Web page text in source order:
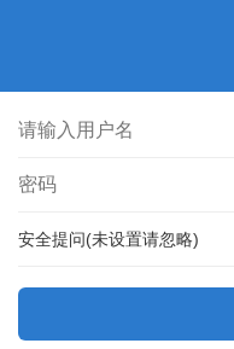
安全提问(未设置请忽略)